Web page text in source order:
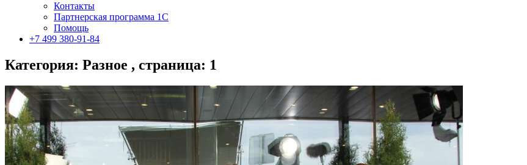
Контакты
Партнерская программа 1С
Помощь
+7 499 380-91-84
Категория: Разное , страница: 1